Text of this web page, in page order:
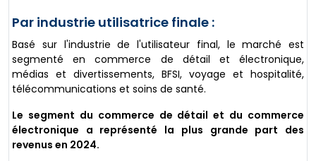
Par industrie utilisatrice finale :
Basé sur l'industrie de l'utilisateur final, le marché est
segmenté en commerce de détail et électronique,
médias et divertissements, BFSI, voyage et hospitalité,
télécommunications et soins de santé.
Le segment du commerce de détail et du commerce
électronique a représenté la plus grande part des
revenus en 2024.